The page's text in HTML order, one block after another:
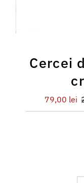
Cercei
Preț
redus
79,00 lei